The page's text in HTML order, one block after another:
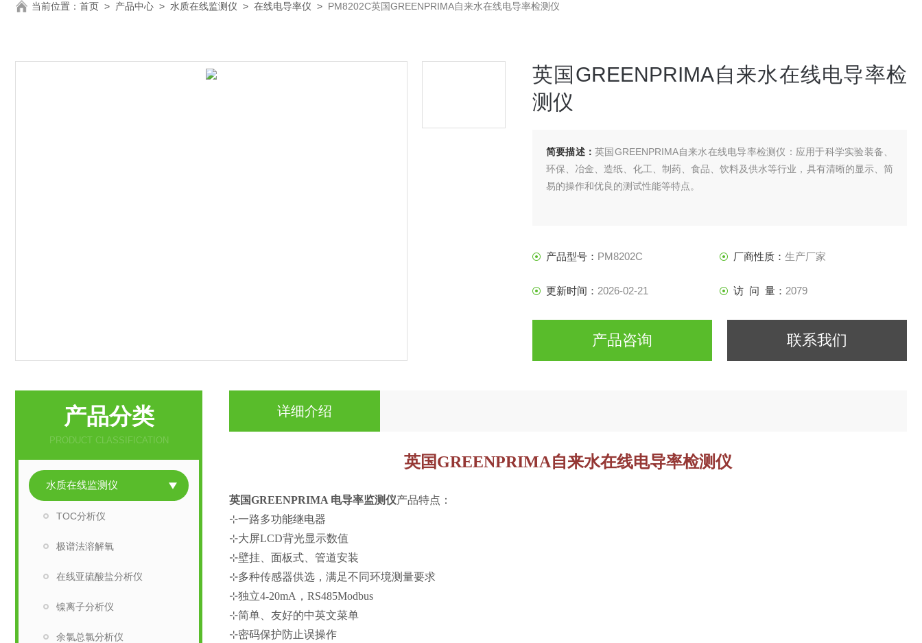
当前位置： 首页 > 产品中心 > 水质在线监测仪 > 在线电导率仪 > PM8202C英国GREENPRIMA自来水在线电导率检测仪
英国GREENPRIMA自来水在线电导率检
测仪
简要描述：英国GREENPRIMA自来水在线电导率检测仪：应用于科学实验装备、
环保、冶金、造纸、化工、制药、食品、饮料及供水等行业，具有清晰的显示、简
易的操作和优良的测试性能等特点。
产品型号： PM8202C 厂商性质： 生产厂家
更新时间： 2026-02-21 访 问 量： 2079
产品咨询 联系我们
产品分类
PRODUCT CLASSIFICATION
水质在线监测仪
TOC分析仪
极谱法溶解氧
在线亚硫酸盐分析仪
镍离子分析仪
余氯总氯分析仪
详细介绍
英国GREENPRIMA自来水在线电导率检测仪
英国GREENPRIMA 电导率监测仪产品特点：
⊹一路多功能继电器
⊹大屏LCD背光显示数值
⊹壁挂、面板式、管道安装
⊹多种传感器供选，满足不同环境测量要求
⊹独立4-20mA，RS485Modbus
⊹简单、友好的中英文菜单
⊹密码保护防止误操作